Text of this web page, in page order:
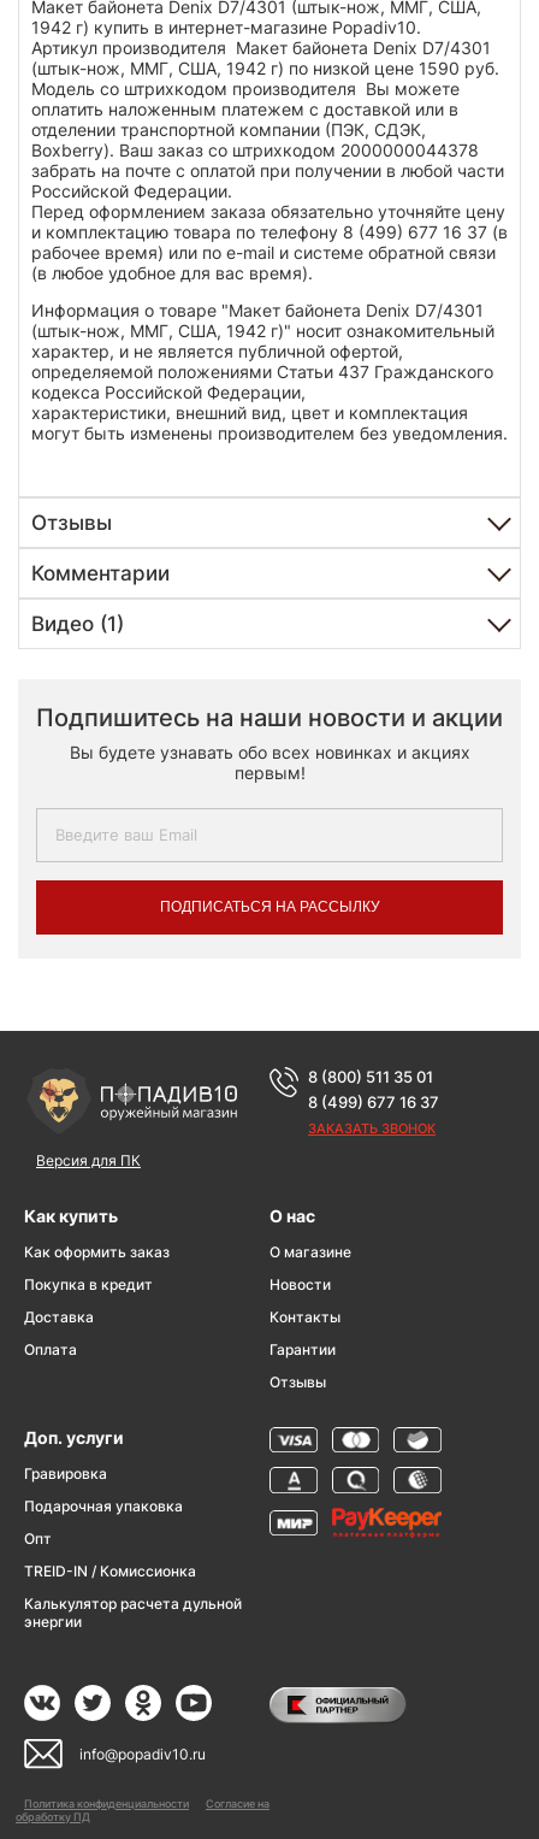
Макет байонета Denix D7/4301 (штык-нож, ММГ, США,
1942 г) купить в интернет-магазине Popadiv10.
Артикул производителя Макет байонета Denix D7/4301
(штык-нож, ММГ, США, 1942 г) по низкой цене 1590 руб.
Модель со штрихкодом производителя Вы можете
оплатить наложенным платежем с доставкой или в
отделении транспортной компании (ПЭК, СДЭК,
Boxberry). Ваш заказ со штрихкодом 2000000044378
забрать на почте с оплатой при получении в любой части
Российской Федерации.
Перед оформлением заказа обязательно уточняйте цену
и комплектацию товара по телефону 8 (499) 677 16 37 (в
рабочее время) или по e-mail и системе обратной связи
(в любое удобное для вас время).
Информация о товаре "Макет байонета Denix D7/4301
(штык-нож, ММГ, США, 1942 г)" носит ознакомительный
характер, и не является публичной офертой,
определяемой положениями Статьи 437 Гражданского
кодекса Российской Федерации,
характеристики, внешний вид, цвет и комплектация
могут быть изменены производителем без уведомления.
Отзывы
Комментарии
Видео (1)
Подпишитесь на наши новости и акции
Вы будете узнавать обо всех новинках и акциях
первым!
ПОДПИСАТЬСЯ НА РАССЫЛКУ
Версия для ПК
8 (800) 511 35 01
8 (499) 677 16 37
ЗАКАЗАТЬ ЗВОНОК
Как купить
Как оформить заказ
Покупка в кредит
Доставка
Оплата
О нас
О магазине
Новости
Контакты
Гарантии
Отзывы
Доп. услуги
Гравировка
Подарочная упаковка
Опт
TREID-IN / Комиссионка
Калькулятор расчета дульной
энергии
info@popadiv10.ru
Политика конфиденциальности
Согласие на
обработку ПД